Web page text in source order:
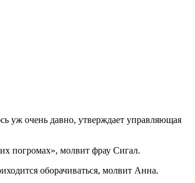
уж очень давно, утверждает управляющая
погромах», молвит фрау Сигал.
оборачиваться, молвит Анна.